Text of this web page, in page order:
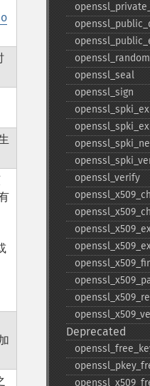
openssl_​seal
openssl_​sign
openssl_​verify
Deprecated